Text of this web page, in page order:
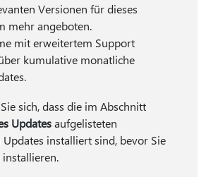
Versionen für dieses
mehr angeboten.
mit erweitertem Support
kumulative monatliche
sich, dass die im Abschnitt
Updatesaufgelisteten
installiert sind, bevor Sie
installieren.